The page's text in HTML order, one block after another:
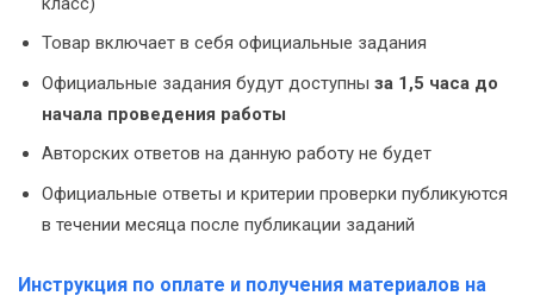
Товар включает в себя официальные задания
Официальные задания будут доступны за 1,5 часа до
начала проведения работы
Авторских ответов на данную работу не будет
Официальные ответы и критерии проверки публикуются
в течении месяца после публикации заданий
Инструкция по оплате и получения материалов на